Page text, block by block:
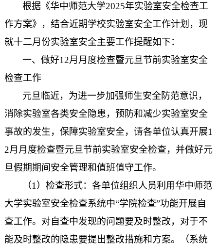
根据《华中师范大学2025年实验室安全检查工
作方案》，结合近期学校实验室安全工作计划，现
就十二月份实验室安全主要工作提醒如下：
一、做好12月月度检查暨元旦节前实验室安全
检查工作
元旦临近，为进一步加强师生安全防范意识，
消除实验室各类安全隐患，预防和减少实验室安全
事故的发生，保障实验室安全，请各单位认真开展1
2月月度检查暨元旦节前实验室安全检查，并做好元
旦假期期间安全管理和值班值守工作。
（1 ）检查形式：各单位组织人员利用华中师范
大学实验室安全检查系统中“学院检查”功能开展自
查工作。对自查中发现的问题要及时整改，对于不
能及时整改的隐患要提出整改措施和方案。（系统